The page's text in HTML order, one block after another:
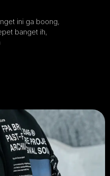
ini ga boong,
banget ih,